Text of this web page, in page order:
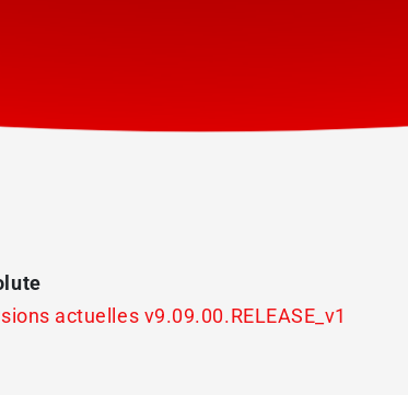
actuelles v9.09.00.RELEASE_v1